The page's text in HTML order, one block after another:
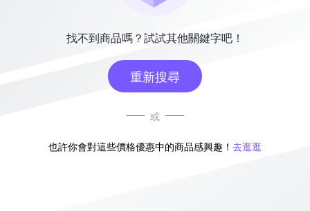
找不到商品嗎？試試其他關鍵字吧！
重新搜尋
或
也許你會對這些價格優惠中的商品感興趣！ 去逛逛